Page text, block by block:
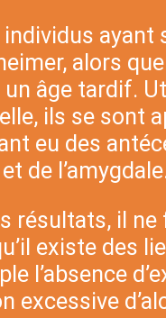
ayant
alors
âge tardif.
ils se sont
eu des
et de
résultats, il
existe des
l’absence
excessive